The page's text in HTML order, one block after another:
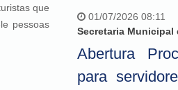
que
pessoas
01/07/2026 08:11
Secretaria Municipal
Abertura
para